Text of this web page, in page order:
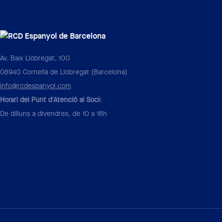
Av. Baix Llobregat, 100
08940 Cornellà de Llobregat (Barcelona)
info@rcdespanyol.com
Horari del Punt d'Atenció al Soci:
De dilluns a divendres, de 10 a 18h